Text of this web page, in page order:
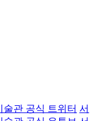
술관 공식 트위터 서